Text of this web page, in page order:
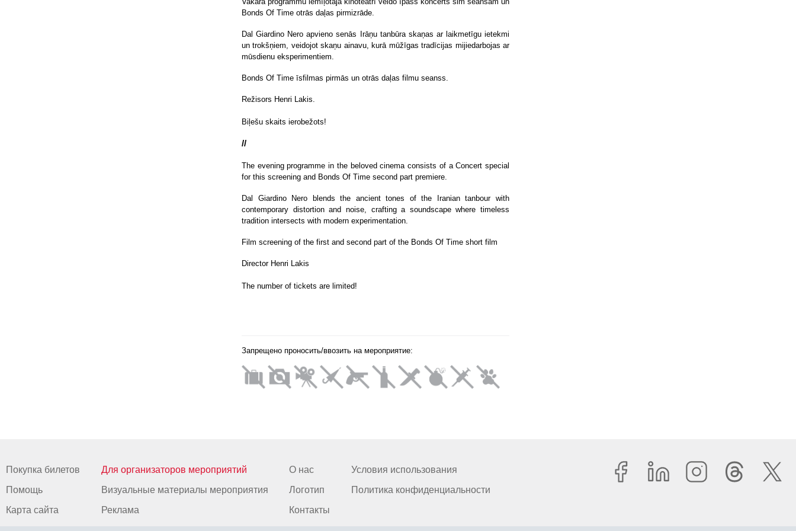
Bonds Of Time otrās daļas pirmizrāde.
Dal Giardino Nero apvieno senās Irāņu tanbūra skaņas ar laikmetīgu ietekmi
un trokšņiem, veidojot skaņu ainavu, kurā mūžīgas tradīcijas mijiedarbojas ar
mūsdienu eksperimentiem.
Bonds Of Time īsfilmas pirmās un otrās daļas filmu seanss.
Režisors Henri Lakis.
Biļešu skaits ierobežots!
//
The evening programme in the beloved cinema consists of a Concert special
for this screening and Bonds Of Time second part premiere.
Dal Giardino Nero blends the ancient tones of the Iranian tanbour with
contemporary distortion and noise, crafting a soundscape where timeless
tradition intersects with modern experimentation.
Film screening of the first and second part of the Bonds Of Time short film
Director Henri Lakis
The number of tickets are limited!
Запрещено проносить/ввозить на мероприятие:
Покупка билетов
Помощь
Карта сайта
Для организаторов мероприятий
Визуальные материалы мероприятия
Реклама
О нас
Логотип
Контакты
Условия использования
Политика конфиденциальности